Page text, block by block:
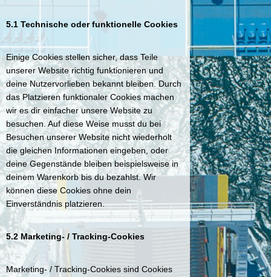
5.1 Technische oder funktionelle Cookies
Einige Cookies stellen sicher, dass Teile
unserer Website richtig funktionieren und
deine Nutzervorlieben bekannt bleiben. Durch
das Platzieren funktionaler Cookies machen
wir es dir einfacher unsere Website zu
besuchen. Auf diese Weise musst du bei
Besuchen unserer Website nicht wiederholt
die gleichen Informationen eingeben, oder
deine Gegenstände bleiben beispielsweise in
deinem Warenkorb bis du bezahlst. Wir
können diese Cookies ohne dein
Einverständnis platzieren.
5.2 Marketing- / Tracking-Cookies
Marketing- / Tracking-Cookies sind Cookies